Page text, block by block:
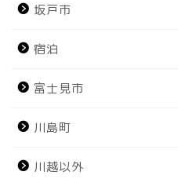
坂戸市
宿泊
富士見市
川島町
川越以外